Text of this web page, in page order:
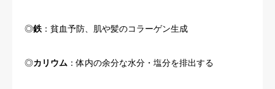
◎鉄 ：貧血予防、肌や髪のコラーゲン生成
◎カリウム ：体内の余分な水分・塩分を排出する